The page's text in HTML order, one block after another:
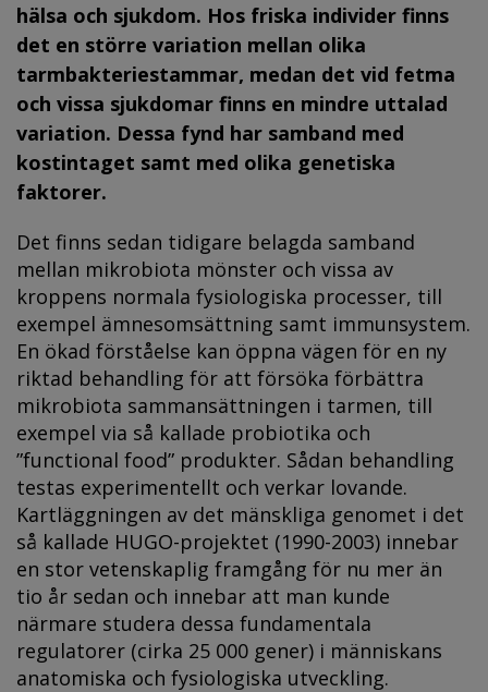
hälsa och sjukdom. Hos friska individer finns
det en större variation mellan olika
tarmbakteriestammar, medan det vid fetma
och vissa sjukdomar finns en mindre uttalad
variation. Dessa fynd har samband med
kostintaget samt med olika genetiska
faktorer.
Det finns sedan tidigare belagda samband
mellan mikrobiota mönster och vissa av
kroppens normala fysiologiska processer, till
exempel ämnesomsättning samt immun­system.
En ökad förståelse kan öppna vägen för en ny
riktad behandling för att försöka förbättra
mikrobiota sammansättningen i tarmen, till
exempel via så kallade probiotika och
”functional food” produkter. Sådan behandling
testas experimentellt och verkar lovande.
Kartläggningen av det mänskliga genomet i det
så kallade HUGO-projektet (1990-2003) innebar
en stor vetenskaplig framgång för nu mer än
tio år sedan och innebar att man kunde
närmare studera dessa fundamentala
regulatorer (cirka 25 000 gener) i människans
anatomiska och fysiologiska utveckling.